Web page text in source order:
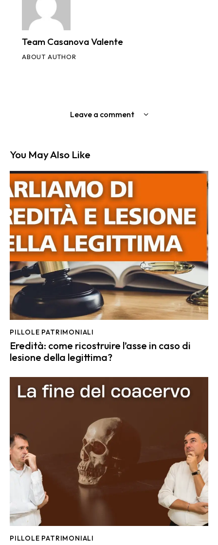
Team Casanova Valente
ABOUT AUTHOR
Leave a comment
You May Also Like
PILLOLE PATRIMONIALI
Eredità: come ricostruire l’asse in caso di
lesione della legittima?
PILLOLE PATRIMONIALI